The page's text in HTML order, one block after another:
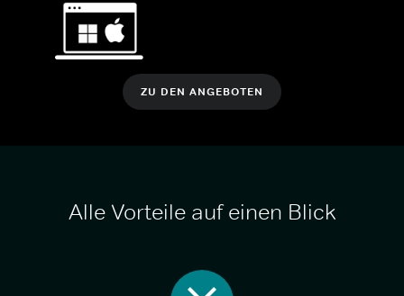
ZU DEN ANGEBOTEN
Alle Vorteile auf einen Blick